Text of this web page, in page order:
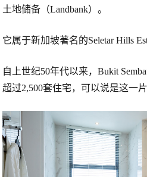
土地储备（Landbank）。
它属于新加坡著名的Seletar Hills
自上世纪50年代以来，Bukit
超过2,500套住宅，可以说是这一